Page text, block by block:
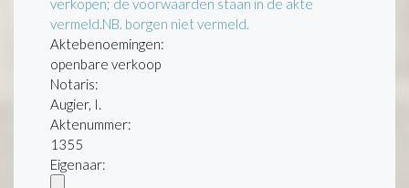
vermeld.NB. borgen niet vermeld.
Aktebenoemingen:
openbare verkoop
Notaris:
Augier, I.
Aktenummer:
1355
Eigenaar: